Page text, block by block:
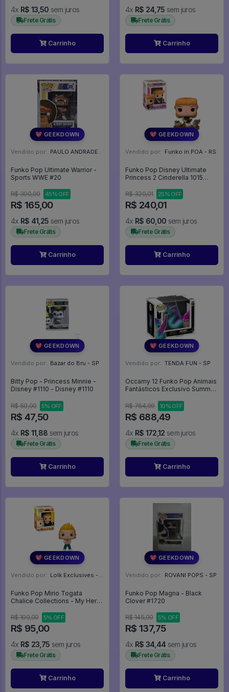
4x R$ 13,50 sem juros
Frete Grátis
Carrinho
4x R$ 24,75 sem juros
Frete Grátis
Carrinho
💖 GEEKDOWN
Vendido por: PAULO ANDRADE - RJ
Funko Pop Ultimate Warrior -
Sports WWE #20
R$ 300,00 45% OFF
R$ 165,00
4x R$ 41,25 sem juros
Frete Grátis
Carrinho
💖 GEEKDOWN
Vendido por: Funko in POA - RS
Funko Pop Disney Ultimate
Princess 2 Cinderella 1015
#1015
R$ 320,01 25% OFF
R$ 240,01
4x R$ 60,00 sem juros
Frete Grátis
Carrinho
💖 GEEKDOWN
Vendido por: Bazar do Bru - SP
Bitty Pop - Princess Minnie -
Disney #1110 - Disney #1110
R$ 50,00 5% OFF
R$ 47,50
4x R$ 11,88 sem juros
Frete Grátis
Carrinho
💖 GEEKDOWN
Vendido por: TENDA FUN - SP
Occamy 12 Funko Pop Animais
Fantásticos Exclusivo Summer
Fantastic Beasts - #62 - Funko
R$ 764,99 10% OFF
R$ 688,49
4x R$ 172,12 sem juros
Frete Grátis
Carrinho
💖 GEEKDOWN
Vendido por: Lolk Exclusives - SP
Funko Pop Mirio Togata
Chalice Collections - My Hero
R$ 100,00
5% OFF
R$ 95,00
4x R$ 23,75 sem juros
Frete Grátis
Carrinho
💖 GEEKDOWN
Vendido por: ROVANI POPS - SP
Funko Pop Magna - Black
Clover #1720
R$ 145,00 5% OFF
R$ 137,75
4x R$ 34,44 sem juros
Frete Grátis
Carrinho